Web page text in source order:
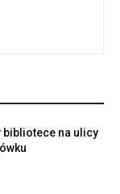
bibliotece na ulicy